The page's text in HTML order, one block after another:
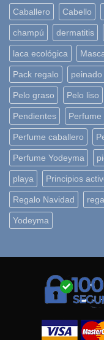
Caballero Cabello
champú dermatitis
laca ecológica
Pack regalo peinado
Pelo graso Pelo liso
Pendientes Perfume
Perfume caballero
Perfume Yodeyma
playa Principios
Regalo Navidad
Yodeyma